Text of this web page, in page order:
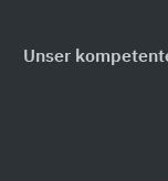
Unser